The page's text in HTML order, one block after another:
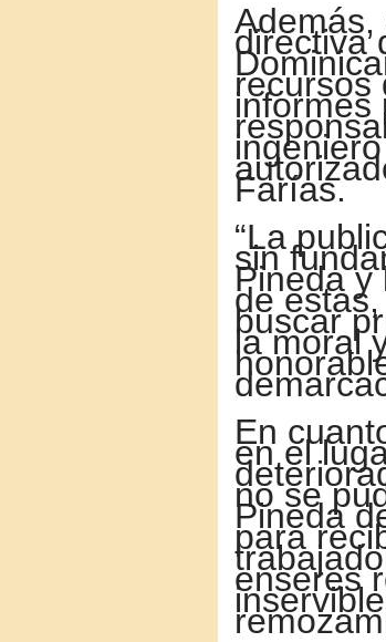
Además,
directiva
recursos
informes
Farías.
“La
sin
Pineda y
de
buscar
la moral
En
en el
no se
Pineda
para
enseres